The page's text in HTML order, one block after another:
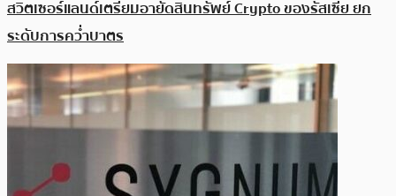
สวิตเซอร์แลนด์เตรียมอายัดสินทรัพย์ Crypto ของรัสเซีย ยก
ระดับการคว่ำบาตร